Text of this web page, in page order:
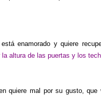
enamorado y quiere
la altura de las puertas y los
quiere mal por su gusto, que